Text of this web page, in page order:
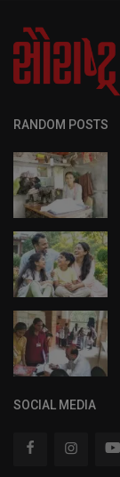
RANDOM POSTS
SOCIAL MEDIA